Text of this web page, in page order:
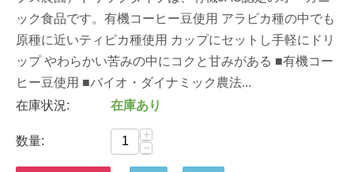
ック食品です。有機コーヒー豆使用 アラビカ種の中でも
原種に近いティピカ種使用 カップにセットし手軽にドリ
ップ やわらかい苦みの中にコクと甘みがある ■有機コー
ヒー豆使用 ■バイオ・ダイナミック農法...
在庫状況:
在庫あり
数量:
+
−